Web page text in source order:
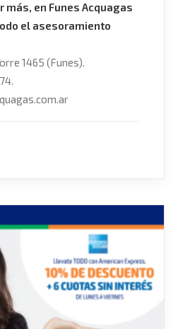
más, en Funes Acquagas
el asesoramiento
1465 (Funes).